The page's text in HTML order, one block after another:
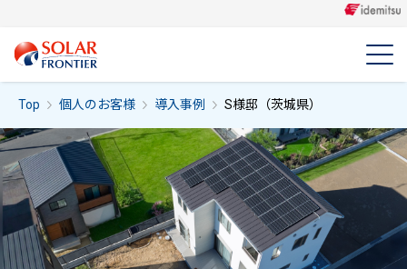
Top 個人のお客様 導入事例 S様邸（茨城県）